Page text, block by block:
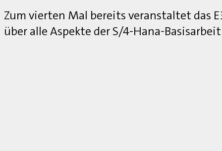
Zum vierten Mal bereits veranstaltet das
über alle Aspekte der S/4-Hana-